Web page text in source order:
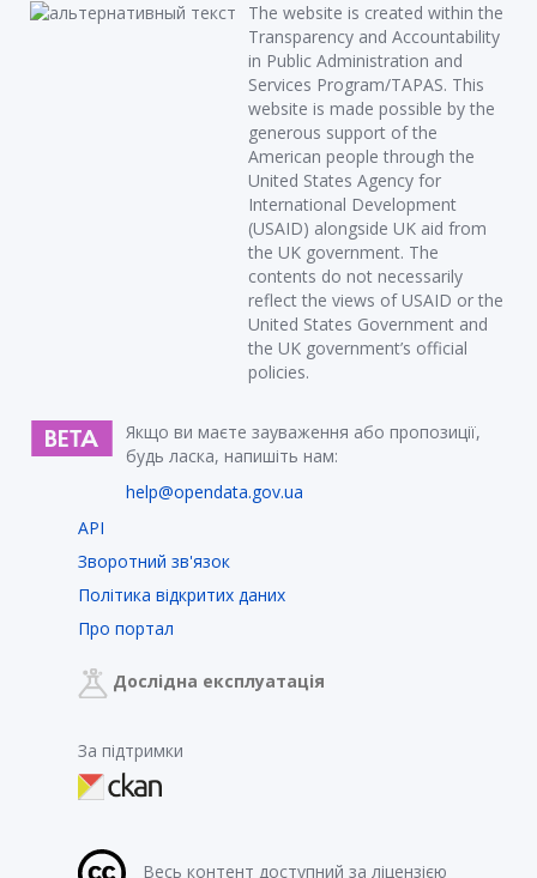
The website is created within the
Transparency and Accountability
in Public Administration and
Services Program/TAPAS. This
website is made possible by the
generous support of the
American people through the
United States Agency for
International Development
(USAID) alongside UK aid from
the UK government. The
contents do not necessarily
reflect the views of USAID or the
United States Government and
the UK government’s official
policies.
Якщо ви маєте зауваження або пропозиції,
будь ласка, напишіть нам:
help@opendata.gov.ua
API
Зворотний зв'язок
Політика відкритих даних
Про портал
Дослідна експлуатація
За підтримки
Весь контент доступний за ліцензією